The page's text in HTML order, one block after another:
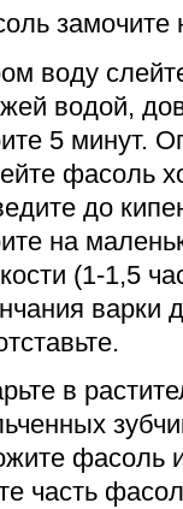
замочите
воду
водой,
5 минут.
фасоль
до
на
(1-1,5
варки
в
фасоль
часть